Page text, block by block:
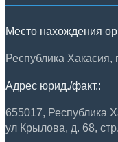
Место нахождения
Республика Хакасия,
Адрес юрид./факт.:
655017, Республика
ул Крылова, д. 68,